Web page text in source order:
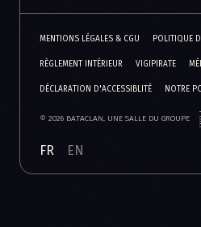
MENTIONS LÉGALES & CGU POLITIQUE
RÈGLEMENT INTÉRIEUR VIGIPIRATE
DÉCLARATION D'ACCESSIBLITÉ NOTRE
© 2026 BATACLAN, UNE SALLE DU GROUPE
FR EN